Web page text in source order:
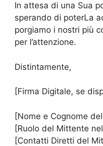
In attesa di una Sua
sperando di poterLa
porgiamo i nostri più
per l’attenzione.
Distintamente,
[Firma Digitale, se
[Nome e Cognome
[Ruolo del Mittente
[Contatti Diretti del